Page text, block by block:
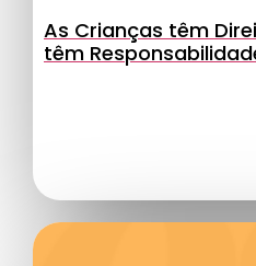
As Crianças têm
têm